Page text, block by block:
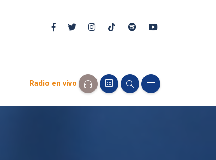
Radio en vivo